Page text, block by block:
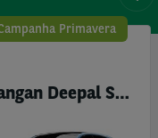
Primavera
Changan Deepal S05 BEV RWD PRO - 100% Elétrico